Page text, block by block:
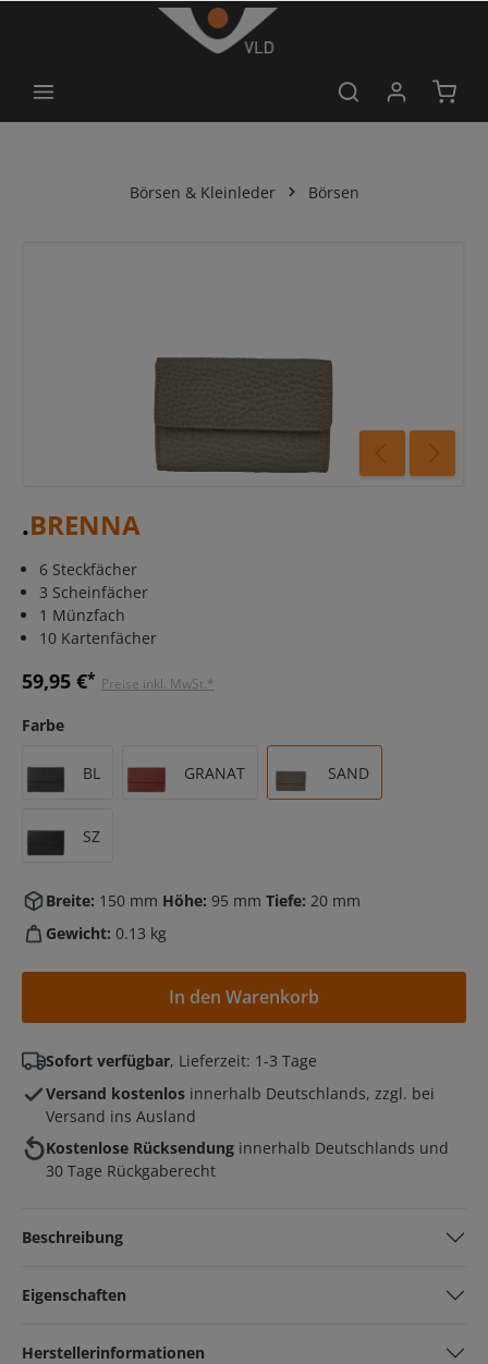
Börsen & Kleinleder Börsen
.BRENNA
6 Steckfächer
3 Scheinfächer
1 Münzfach
10 Kartenfächer
59,95 €* Preise inkl. MwSt.*
Farbe
BL GRANAT SAND
SZ
Breite: 150 mm Höhe: 95 mm Tiefe: 20 mm
Gewicht: 0.13 kg
In den Warenkorb
Sofort verfügbar, Lieferzeit: 1-3 Tage
Versand kostenlos innerhalb Deutschlands, zzgl. bei
Versand ins Ausland
Kostenlose Rücksendung innerhalb Deutschlands und
30 Tage Rückgaberecht
Beschreibung
Eigenschaften
Herstellerinformationen